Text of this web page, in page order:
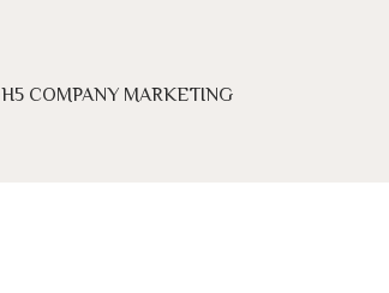
H5 COMPANY MARKETING